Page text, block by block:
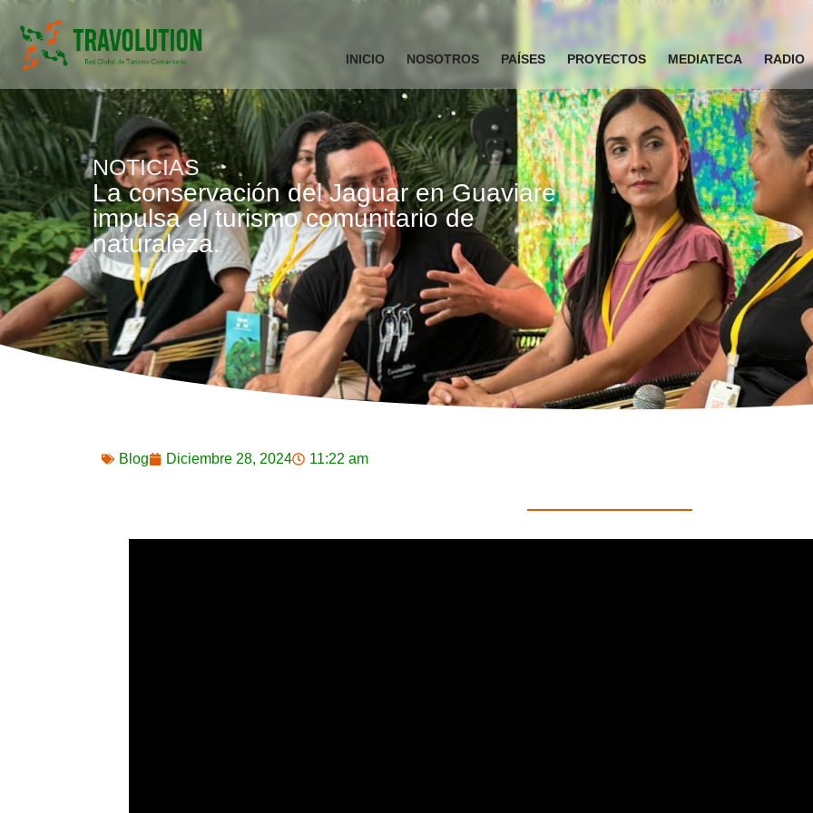
INICIO NOSOTROS PAÍSES PROYECTOS MEDIATECA RADIO
NOTICIAS
La conservación del Jaguar en Guaviare
impulsa el turismo comunitario de
naturaleza.
Blog Diciembre 28, 2024 11:22 am